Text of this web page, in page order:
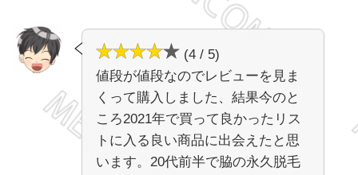
(4 / 5)
値段が値段なのでレビューを見ま
くって購入しました、結果今のと
ころ2021年で買って良かったリス
トに入る良い商品に出会えたと思
います。20代前半で脇の永久脱毛